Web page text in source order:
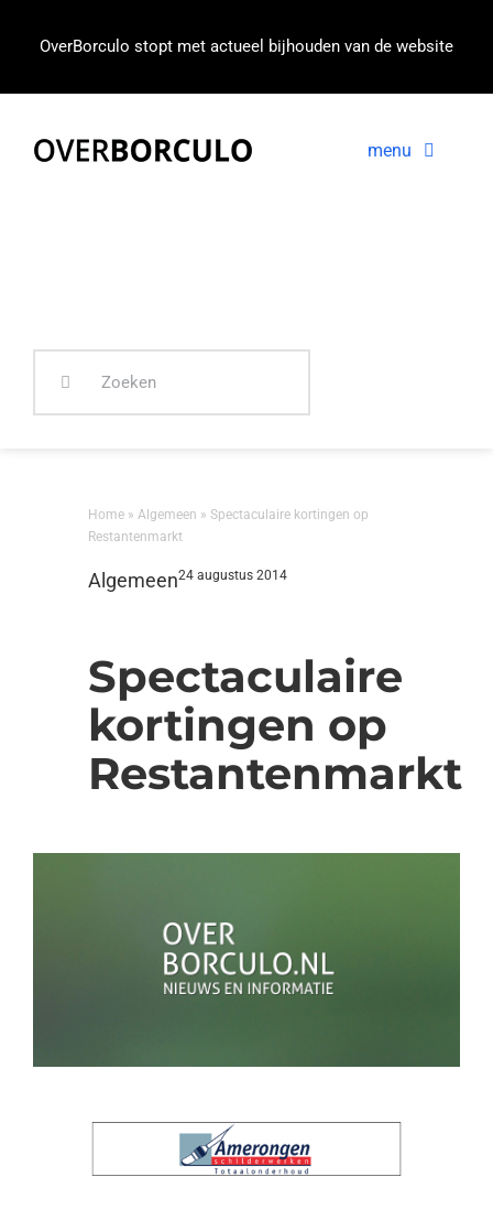
OverBorculo stopt met actueel bijhouden van de website
menu
Home »Algemeen »Spectaculaire kortingen op
Restantenmarkt
Algemeen24 augustus 2014
Spectaculaire
kortingen op
Restantenmarkt